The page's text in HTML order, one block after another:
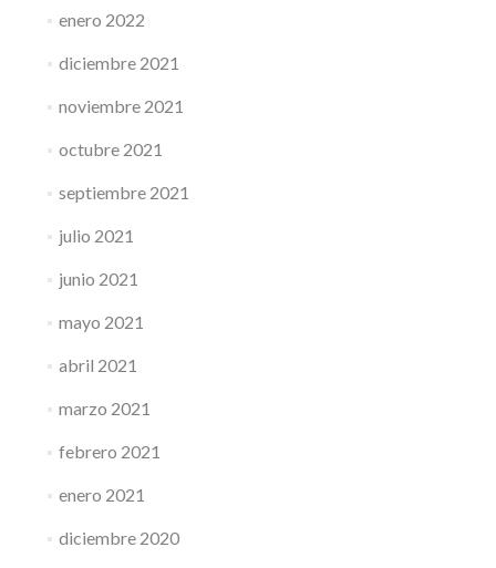
enero 2022
diciembre 2021
noviembre 2021
octubre 2021
septiembre 2021
julio 2021
junio 2021
mayo 2021
abril 2021
marzo 2021
febrero 2021
enero 2021
diciembre 2020